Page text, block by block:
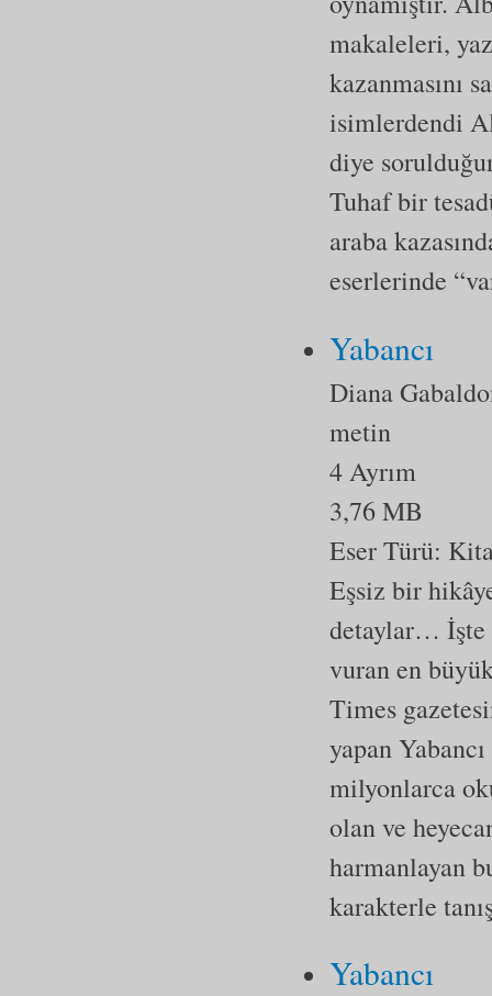
makaleleri,
kazanmasını
isimlerdendi
diye
Tuhaf bir
araba
eserlerinde
Yabancı
Diana
metin
4 Ayrım
3,76 MB
Eser Türü:
Eşsiz bir
detaylar… İşte
vuran en
Times
yapan
milyonlarca
olan ve
harmanlayan
karakterle
Yabancı